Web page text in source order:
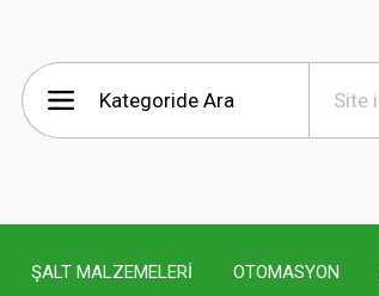
ŞALT MALZEMELERİ OTOMASYON